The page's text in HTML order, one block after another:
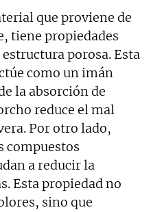
que proviene de
tiene propiedades
porosa. Esta
como un imán
la absorción de
reduce el mal
Por otro lado,
compuestos
a reducir la
Esta propiedad no
sino que